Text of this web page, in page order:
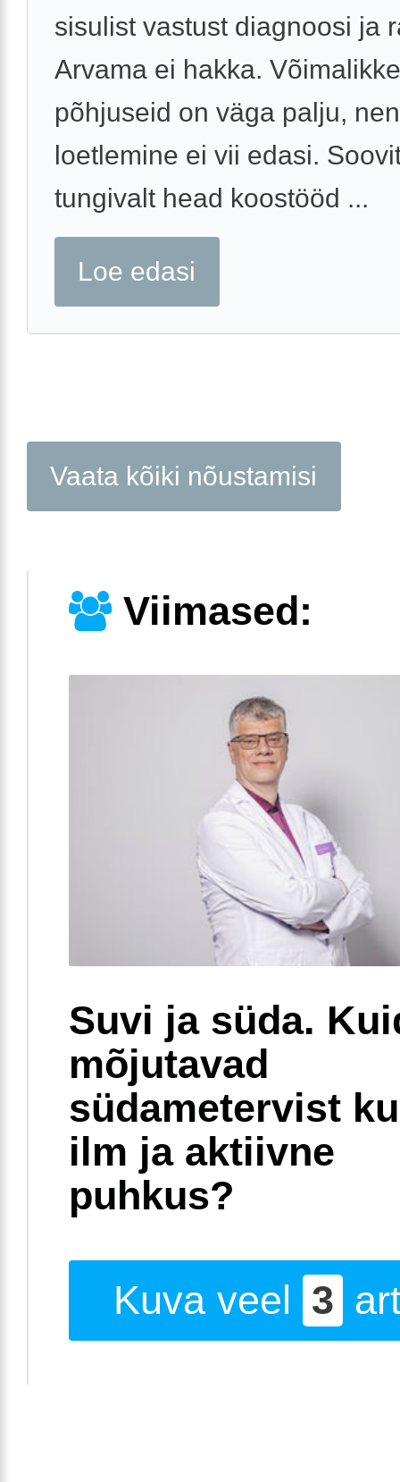
sisulist vastust diagnoosi ja
Arvama ei hakka. Võimalikke
põhjuseid on väga palju,
loetlemine ei vii edasi.
tungivalt head koostööd ...
Loe edasi
Vaata kõiki nõustamisi
Viimased:
Suvi ja süda.
mõjutavad
südametervist
ilm ja aktiivne
puhkus?
Kuva veel 3